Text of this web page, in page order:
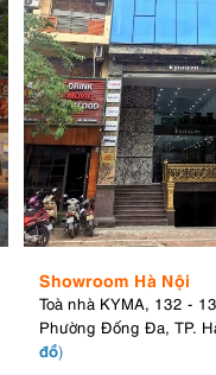
Showroom Hà Nội
Toà nhà KYMA, 132 -
Phường Đống Đa, TP.
đồ)